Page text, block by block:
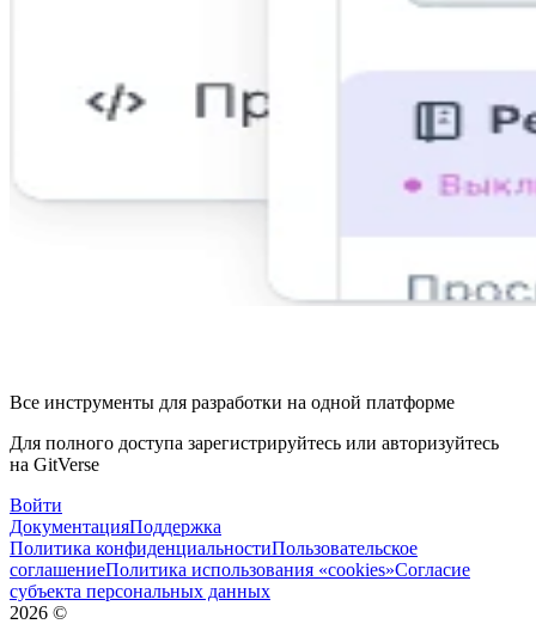
Все инструменты для разработки на одной платформе
Для полного доступа зарегистрируйтесь или авторизуйтесь
на GitVerse
Войти
ДокументацияПоддержка
Политика конфиденциальностиПользовательское
соглашениеПолитика использования «cookies»Согласие
субъекта персональных данных
2026 ©